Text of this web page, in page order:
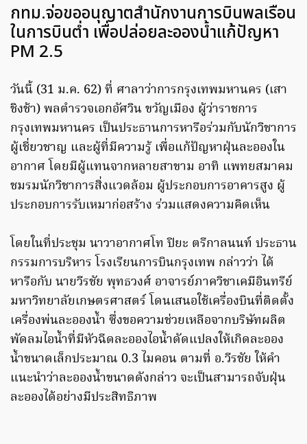
กทม.จ่อขออนุญาตสำนักงานการบินพลเรือน
ในการบินต่ำ เพื่อปล่อยละอองน้ำแก้ปัญหา
PM 2.5
วันนี้ (31 ม.ค. 62) ที่ ศาลาว่าการกรุงเทพมหานคร (เสา
ชิงช้า) พลตำรวจเอกอัศวิน ขวัญเมือง ผู้ว่าราชการ
กรุงเทพมหานคร เป็นประธานการหารือร่วมกับนักวิชาการ
ผู้เชี่ยวชาญ และผู้ที่มีความรู้ เพื่อแก้ปัญหาฝุ่นละอองใน
อากาศ โดยมีผู้แทนจากหลายสาขาม อาทิ แพทยสมาคม
ชมรมนักวิชาการสิ่งแวดล้อม ผู้ประกอบการอาคารสูง ผู้
ประกอบการรับเหมาก่อสร้าง ร่วมแสดงความคิดเห็น
โดยในที่ประชุม นาวาอากาศโท ปิยะ ตรีกาลนนท์ ประธาน
กรรมการบริหาร โรงเรียนการบินกรุงเทพ กล่าวว่า ได้
หารือกับ นายวีรชัย พุทธวงศ์ อาจารย์ภาควิชาเคมีอินทรีย์
มหาวิทยาลัยเกษตรศาสตร์ โดนเสนอใช้เครื่องบินที่ติดตั้ง
เครื่องพ่นละอองน้ำ ซึ่งขอความช่วยเหลือจากบริษัทผลิต
พัดลมไอน้ำที่มีหัวฉีดละอองไอน้ำดัดแปลงให้เกิดละออง
น้ำขนาดเล็กประมาณ 0.3 ไมคอน ตามที่ อ.วีรชัย ให้คำ
แนะนำว่าละอองน้ำขนาดดังกล่าว จะเป็นสามารถจับฝุ่น
ละอองได้อย่างมีประสิทธิภาพ